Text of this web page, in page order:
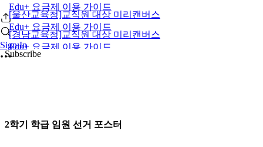
Sign In
Edu+ 요금제 이용 가이드
[울산교육청]교직원 대상 미리캔버스
Edu+ 요금제 이용 가이드
[경남교육청]교직원 대상 미리캔버스
Edu+ 요금제 이용 가이드
Subscribe
2학기 학급 임원 선거 포스터